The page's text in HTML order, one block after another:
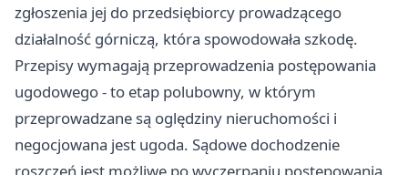
zgłoszenia jej do przedsiębiorcy prowadzącego
działalność górniczą, która spowodowała szkodę.
Przepisy wymagają przeprowadzenia postępowania
ugodowego - to etap polubowny, w którym
przeprowadzane są oględziny nieruchomości i
negocjowana jest ugoda. Sądowe dochodzenie
roszczeń jest możliwe po wyczerpaniu postępowania